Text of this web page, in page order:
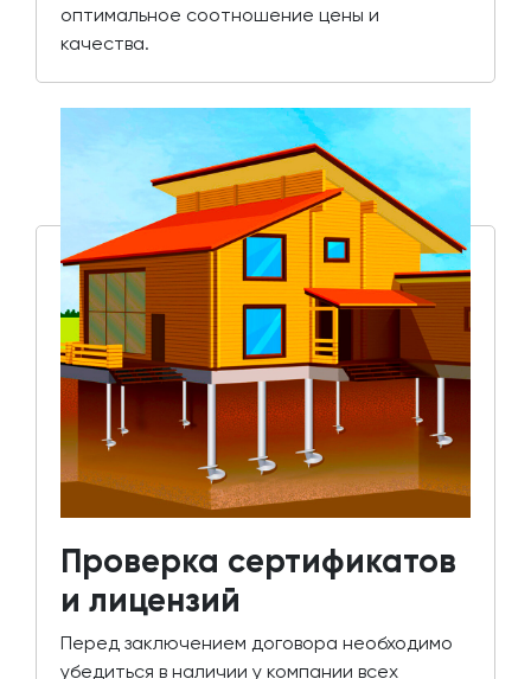
оптимальное соотношение цены и
качества.
Проверка сертификатов
и лицензий
Перед заключением договора необходимо
убедиться в наличии у компании всех